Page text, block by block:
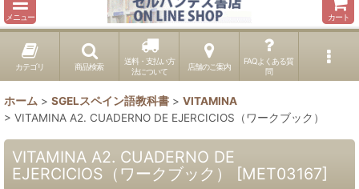
メニュー カート
カテゴリ 商品検索
送料・支払い方
法について
店舗のご案内
FAQよくある質
問
ホーム > SGELスペイン語教科書 > VITAMINA
> VITAMINA A2. CUADERNO DE EJERCICIOS（ワークブック）
VITAMINA A2. CUADERNO DE
EJERCICIOS（ワークブック）
[MET03167]